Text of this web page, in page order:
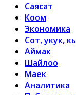
Саясат
Коом
Экономика
Сот, укук,
Аймак
Шайлоо
Маек
Аналитика